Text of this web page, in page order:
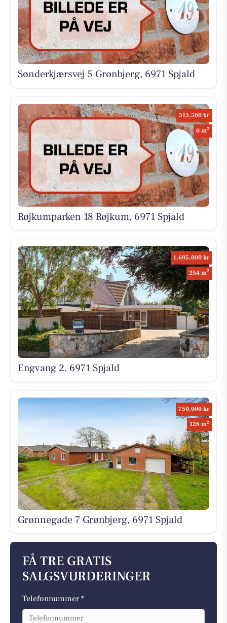
Sønderkjærsvej 5 Grønbjerg, 6971 Spjald
313.500 kr
0 m2
Røjkumparken 18 Røjkum, 6971 Spjald
1.695.000 kr
254 m2
Engvang 2, 6971 Spjald
750.000 kr
128 m2
Grønnegade 7 Grønbjerg, 6971 Spjald
FÅ TRE GRATIS
SALGSVURDERINGER
Telefonnummer *